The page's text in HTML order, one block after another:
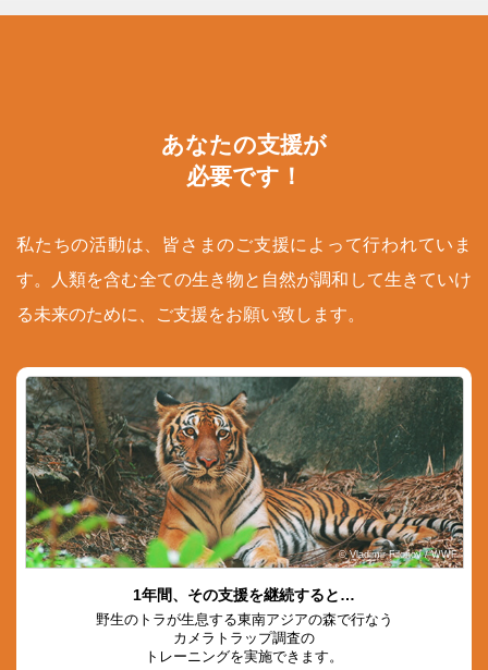
あなたの支援が
必要です！
私たちの活動は、皆さまのご支援によって行われていま
す。人類を含む全ての生き物と自然が調和して生きていけ
る未来のために、ご支援をお願い致します。
© Vladimir Filonov / WWF
1年間、その支援を継続すると…
野生のトラが生息する東南アジアの森で行なう
カメラトラップ調査の
トレーニングを実施できます。